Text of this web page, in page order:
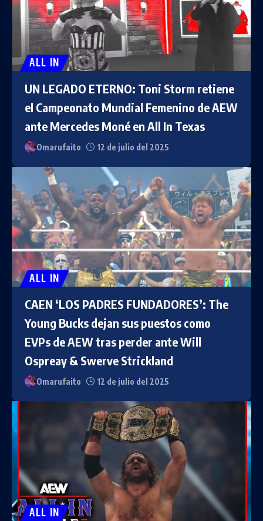
ALL IN
UN LEGADO ETERNO: Toni Storm retiene
el Campeonato Mundial Femenino de AEW
ante Mercedes Moné en All In Texas
Omarufaito 12 de julio del 2025
ALL IN
CAEN ‘LOS PADRES FUNDADORES’: The
Young Bucks dejan sus puestos como
EVPs de AEW tras perder ante Will
Ospreay & Swerve Strickland
Omarufaito 12 de julio del 2025
ALL IN